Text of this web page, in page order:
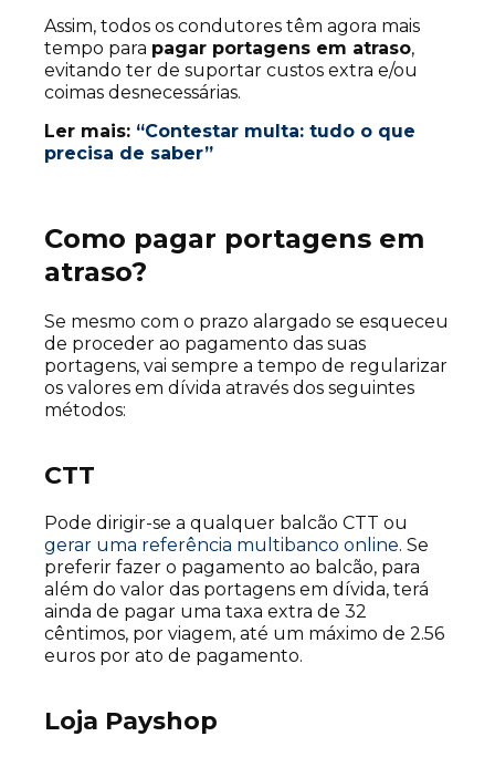
Assim, todos os condutores têm agora mais
tempo para pagar portagens em atraso,
evitando ter de suportar custos extra e/ou
coimas desnecessárias.
Ler mais: “Contestar multa: tudo o que
precisa de saber”
Como pagar portagens em
atraso?
Se mesmo com o prazo alargado se esqueceu
de proceder ao pagamento das suas
portagens, vai sempre a tempo de regularizar
os valores em dívida através dos seguintes
métodos:
CTT
Pode dirigir-se a qualquer balcão CTT ou
gerar uma referência multibanco online. Se
preferir fazer o pagamento ao balcão, para
além do valor das portagens em dívida, terá
ainda de pagar uma taxa extra de 32
cêntimos, por viagem, até um máximo de 2.56
euros por ato de pagamento.
Loja Payshop